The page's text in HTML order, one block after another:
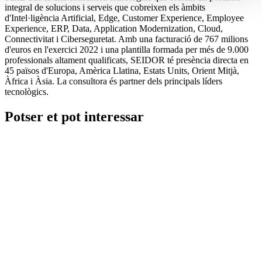
integral de solucions i serveis que cobreixen els àmbits
d'Intel·ligència Artificial, Edge, Customer Experience, Employee
Experience, ERP, Data, Application Modernization, Cloud,
Connectivitat i Ciberseguretat. Amb una facturació de 767 milions
d'euros en l'exercici 2022 i una plantilla formada per més de 9.000
professionals altament qualificats, SEIDOR té presència directa en
45 països d'Europa, Amèrica Llatina, Estats Units, Orient Mitjà,
Àfrica i Àsia. La consultora és partner dels principals líders
tecnològics.
Potser et pot interessar